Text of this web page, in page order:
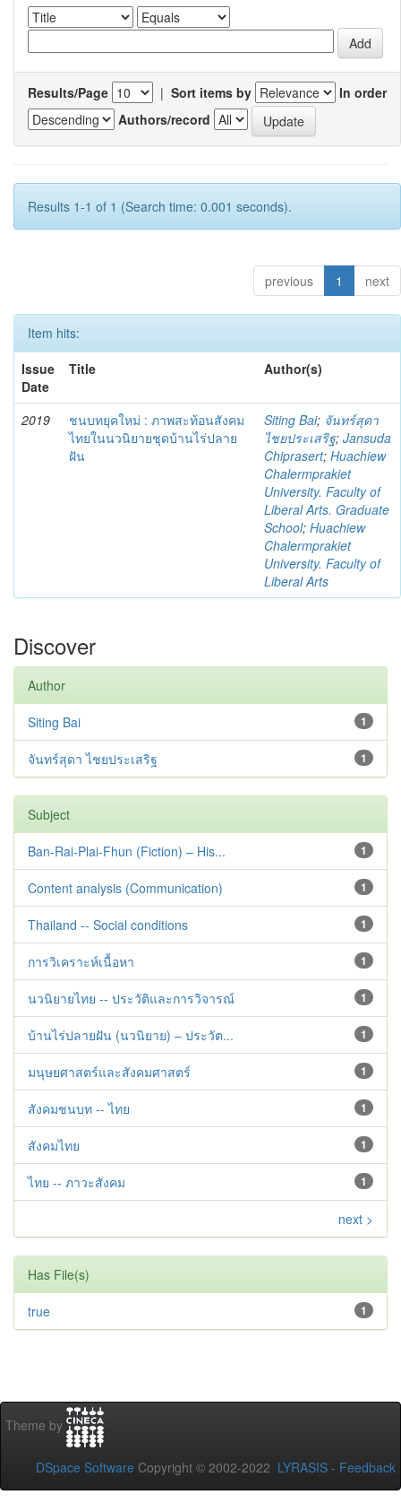
Results/Page | Sort items by
In order
Authors/record
Results 1-1 of 1 (Search time: 0.001 seconds).
previous 1 next
Item hits:
Issue
Date
Title Author(s)
2019
ชนบทยุคใหม่ : ภาพสะท้อนสังคม
ไทยในนวนิยายชุดบ้านไร่ปลาย
ฝัน
Siting Bai; จันทร์สุดา
ไชยประเสริฐ; Jansuda
Chiprasert; Huachiew
Chalermprakiet
University. Faculty of
Liberal Arts. Graduate
School; Huachiew
Chalermprakiet
University. Faculty of
Liberal Arts
Discover
Author
1
Siting Bai
1
จันทร์สุดา ไชยประเสริฐ
Subject
1
Ban-Rai-Plai-Fhun (Fiction) – His...
1
Content analysis (Communication)
1
Thailand -- Social conditions
1
การวิเคราะห์เนื้อหา
1
นวนิยายไทย -- ประวัติและการวิจารณ์
1
บ้านไร่ปลายฝัน (นวนิยาย) – ประวัต...
1
มนุษยศาสตร์และสังคมศาสตร์
1
สังคมชนบท -- ไทย
1
สังคมไทย
1
ไทย -- ภาวะสังคม
next >
Has File(s)
1
true
Theme by
DSpace Software Copyright © 2002-2022 LYRASIS - Feedback